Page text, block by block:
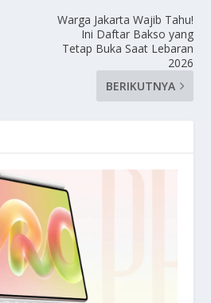
Warga Jakarta Wajib Tahu!
Ini Daftar Bakso yang
Tetap Buka Saat Lebaran
2026
BERIKUTNYA